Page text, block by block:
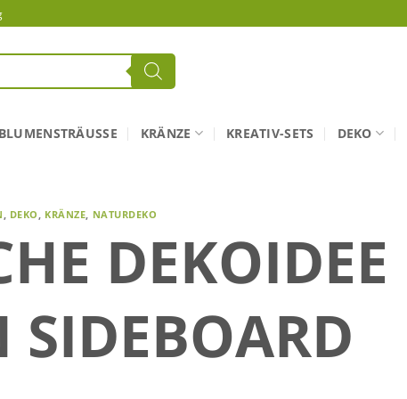
BLUMENSTRÄUSSE KRÄNZE KREATIV-SETS DEKO
, DEKO, KRÄNZE, NATURDEKO
DEKOIDEE
SIDEBOARD